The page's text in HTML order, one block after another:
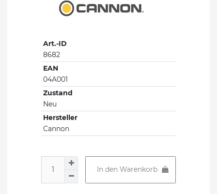
Art.-ID
8682
EAN
04A001
Zustand
Neu
Hersteller
Cannon
In den Warenkorb